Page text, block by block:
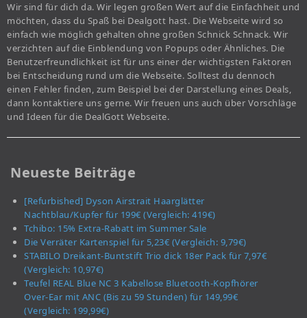
Wir sind für dich da. Wir legen großen Wert auf die Einfachheit und
möchten, dass du Spaß bei Dealgott hast. Die Webseite wird so
einfach wie möglich gehalten ohne großen Schnick Schnack. Wir
verzichten auf die Einblendung von Popups oder Ähnliches. Die
Benutzerfreundlichkeit ist für uns einer der wichtigsten Faktoren
bei Entscheidung rund um die Webseite. Solltest du dennoch
einen Fehler finden, zum Beispiel bei der Darstellung eines Deals,
dann kontaktiere uns gerne. Wir freuen uns auch über Vorschläge
und Ideen für die DealGott Webseite.
Neueste Beiträge
[Refurbished] Dyson Airstrait Haarglätter
Nachtblau/Kupfer für 199€ (Vergleich: 419€)
Tchibo: 15% Extra-Rabatt im Summer Sale
Die Verräter Kartenspiel für 5,23€ (Vergleich: 9,79€)
STABILO Dreikant-Buntstift Trio dick 18er Pack für 7,97€
(Vergleich: 10,97€)
Teufel REAL Blue NC 3 Kabellose Bluetooth-Kopfhörer
Over-Ear mit ANC (Bis zu 59 Stunden) für 149,99€
(Vergleich: 199,99€)